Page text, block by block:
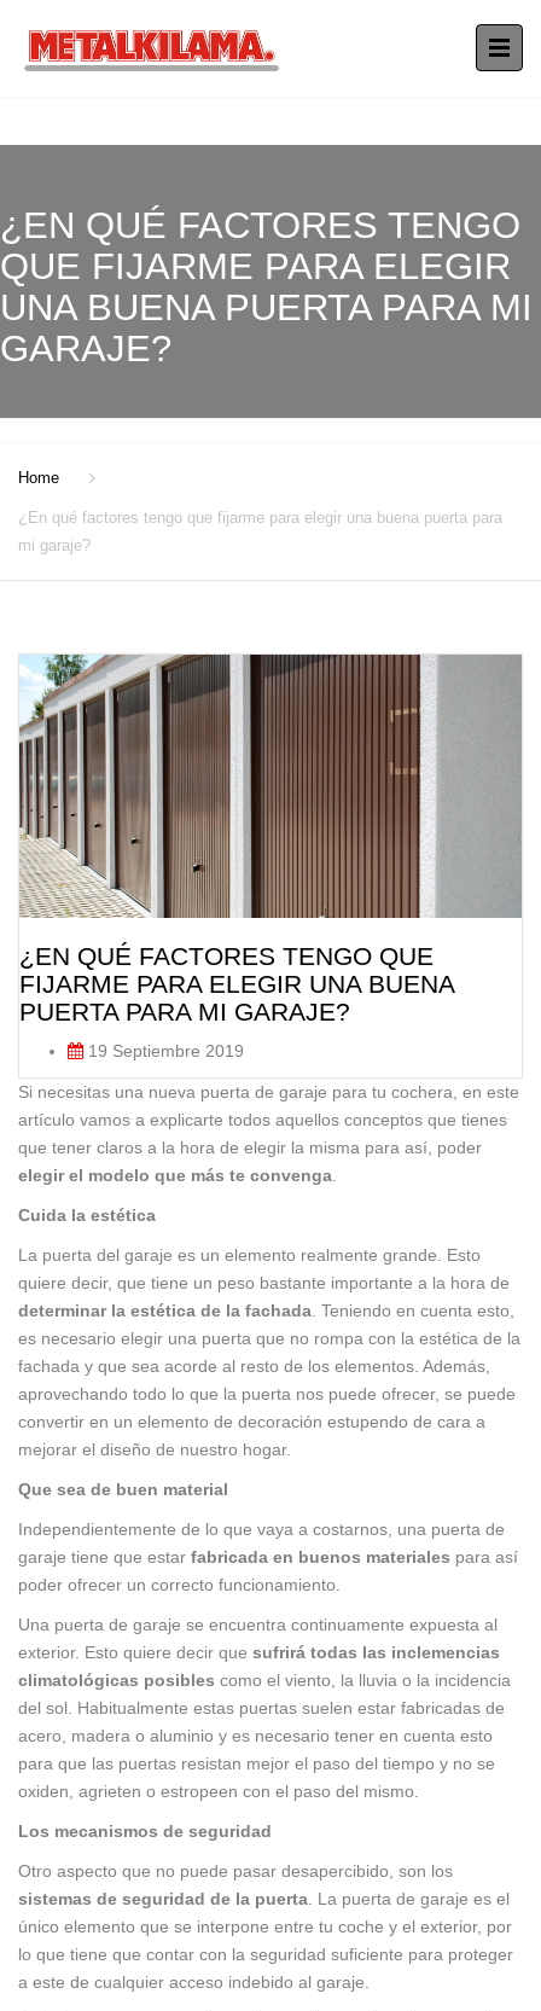
¿EN QUÉ FACTORES TENGO
QUE FIJARME PARA ELEGIR
UNA BUENA PUERTA PARA MI
GARAJE?
Home
¿En qué factores tengo que fijarme para elegir una buena puerta para
mi garaje?
¿EN QUÉ FACTORES TENGO QUE
FIJARME PARA ELEGIR UNA BUENA
PUERTA PARA MI GARAJE?
19 Septiembre 2019
Si necesitas una nueva puerta de garaje para tu cochera, en este
artículo vamos a explicarte todos aquellos conceptos que tienes
que tener claros a la hora de elegir la misma para así, poder
elegir el modelo que más te convenga.
Cuida la estética
La puerta del garaje es un elemento realmente grande. Esto
quiere decir, que tiene un peso bastante importante a la hora de
determinar la estética de la fachada. Teniendo en cuenta esto,
es necesario elegir una puerta que no rompa con la estética de la
fachada y que sea acorde al resto de los elementos. Además,
aprovechando todo lo que la puerta nos puede ofrecer, se puede
convertir en un elemento de decoración estupendo de cara a
mejorar el diseño de nuestro hogar.
Que sea de buen material
Independientemente de lo que vaya a costarnos, una puerta de
garaje tiene que estar fabricada en buenos materiales para así
poder ofrecer un correcto funcionamiento.
Una puerta de garaje se encuentra continuamente expuesta al
exterior. Esto quiere decir que sufrirá todas las inclemencias
climatológicas posibles como el viento, la lluvia o la incidencia
del sol. Habitualmente estas puertas suelen estar fabricadas de
acero, madera o aluminio y es necesario tener en cuenta esto
para que las puertas resistan mejor el paso del tiempo y no se
oxiden, agrieten o estropeen con el paso del mismo.
Los mecanismos de seguridad
Otro aspecto que no puede pasar desapercibido, son los
sistemas de seguridad de la puerta. La puerta de garaje es el
único elemento que se interpone entre tu coche y el exterior, por
lo que tiene que contar con la seguridad suficiente para proteger
a este de cualquier acceso indebido al garaje.